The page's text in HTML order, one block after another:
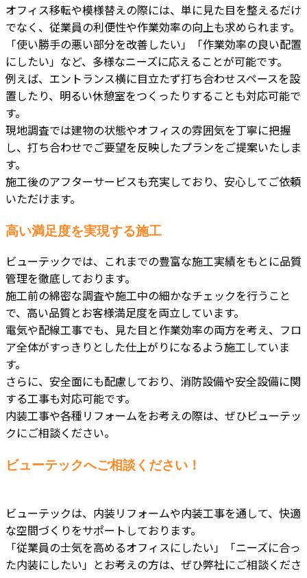
オフィス移転や模様替えの際には、単に見た目を整えるだけ
でなく、従業員の利便性や作業効率の向上も求められます。
「使い勝手の悪い部分を改善したい」「作業効率の良い配置
にしたい」など、多様なニーズに応えることが可能です。
例えば、エントランス横に目立たず打ち合わせスペースを設
置したり、明るい休憩室をつくったりすることも対応可能で
す。
現地調査では建物の状態やオフィスの雰囲気を丁寧に把握
し、打ち合わせでご要望を反映したプランをご提案いたしま
す。
施工後のアフターサービスも充実しており、安心してご依頼
いただけます。
高い満足度を実現する施工
ビューテックでは、これまでの豊富な施工実績をもとに品質
管理を徹底しております。
施工前の綿密な調査や施工中の細かなチェックを行うこと
で、高い品質とお客様満足度を両立しています。
電気や配線工事でも、見た目と作業効率の両方を考え、フロ
ア全体がすっきりとした仕上がりになるよう施工していま
す。
さらに、安全面にも配慮しており、消防設備や安全設備に関
する工事も対応可能です。
内装工事や各種リフォームをお考えの際は、ぜひビューテッ
クにご相談ください。
ビューテックへご相談ください！
ビューテックは、内装リフォームや内装工事を通して、快適
な空間づくりをサポートしております。
「従業員の士気を高めるオフィスにしたい」「ニーズに合っ
た内装にしたい」とお考えの方は、ぜひ弊社にご相談くださ